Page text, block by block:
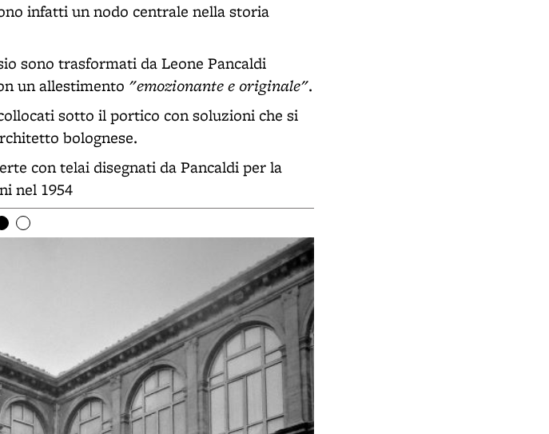
infatti un nodo centrale nella storia
sono trasformati da Leone Pancaldi
un allestimento "emozionante e originale".
sotto il portico con soluzioni che si
bolognese.
con telai disegnati da Pancaldi per la
nel 1954